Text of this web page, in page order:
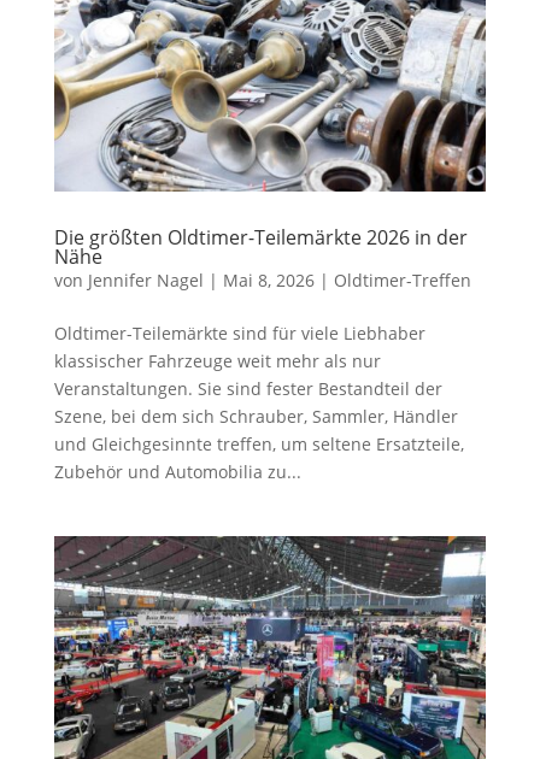
Die größten Oldtimer-Teilemärkte 2026 in der
Nähe
von Jennifer Nagel | Mai 8, 2026| Oldtimer-Treffen
Oldtimer-Teilemärkte sind für viele Liebhaber
klassischer Fahrzeuge weit mehr als nur
Veranstaltungen. Sie sind fester Bestandteil der
Szene, bei dem sich Schrauber, Sammler, Händler
und Gleichgesinnte treffen, um seltene Ersatzteile,
Zubehör und Automobilia zu...